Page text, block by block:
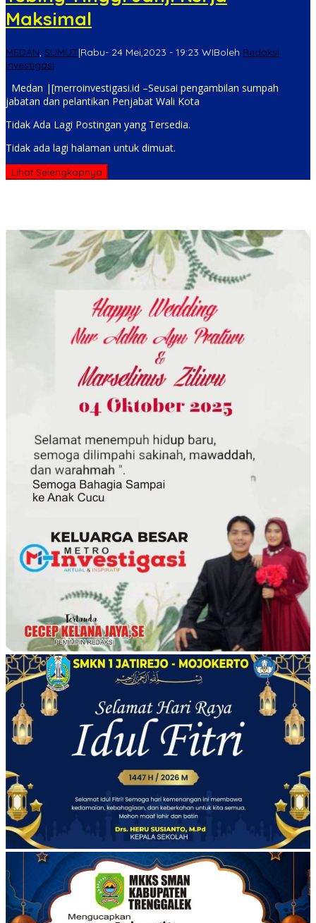
Maksimal
MEDAN, SUMUT|Rabu- 24 Mei,2023 - 19:23 WIBoleh Redaksi
Investigasi
Medan |[merroinvestigasi.id –Seusai pengambilan sumpah
jabatan dan pelantikan Penjabat Wali Kota
Tidak Ada Lagi Postingan yang Tersedia.
Tidak ada lagi halaman untuk dimuat.
Lihat Selengkapnya